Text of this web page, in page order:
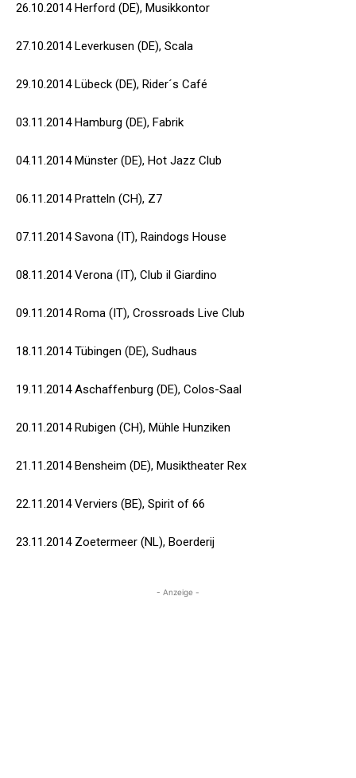
26.10.2014 Herford (DE), Musikkontor
27.10.2014 Leverkusen (DE), Scala
29.10.2014 Lübeck (DE), Rider´s Café
03.11.2014 Hamburg (DE), Fabrik
04.11.2014 Münster (DE), Hot Jazz Club
06.11.2014 Pratteln (CH), Z7
07.11.2014 Savona (IT), Raindogs House
08.11.2014 Verona (IT), Club il Giardino
09.11.2014 Roma (IT), Crossroads Live Club
18.11.2014 Tübingen (DE), Sudhaus
19.11.2014 Aschaffenburg (DE), Colos-Saal
20.11.2014 Rubigen (CH), Mühle Hunziken
21.11.2014 Bensheim (DE), Musiktheater Rex
22.11.2014 Verviers (BE), Spirit of 66
23.11.2014 Zoetermeer (NL), Boerderij
- Anzeige -